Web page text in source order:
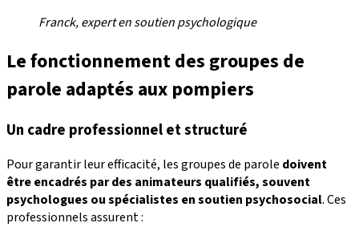
Franck, expert en soutien psychologique
Le fonctionnement des groupes de
parole adaptés aux pompiers
Un cadre professionnel et structuré
Pour garantir leur efficacité, les groupes de parole doivent
être encadrés par des animateurs qualifiés, souvent
psychologues ou spécialistes en soutien psychosocial. Ces
professionnels assurent :